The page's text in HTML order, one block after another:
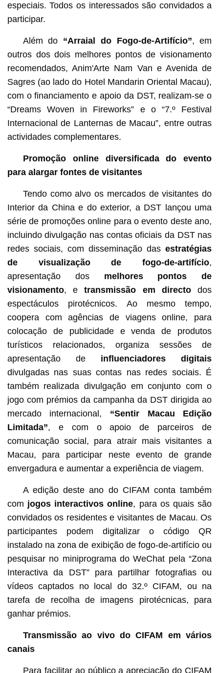
especiais. Todos os interessados são convidados a
participar.
Além do “Arraial do Fogo-de-Artifício”, em
outros dos dois melhores pontos de visionamento
recomendados, Anim'Arte Nam Van e Avenida de
Sagres (ao lado do Hotel Mandarin Oriental Macau),
com o financiamento e apoio da DST, realizam-se o
“Dreams Woven in Fireworks” e o “7.º Festival
Internacional de Lanternas de Macau”, entre outras
actividades complementares.
Promoção online diversificada do evento
para alargar fontes de visitantes
Tendo como alvo os mercados de visitantes do
Interior da China e do exterior, a DST lançou uma
série de promoções online para o evento deste ano,
incluindo divulgação nas contas oficiais da DST nas
redes sociais, com disseminação dasestratégias
de visualização de fogo-de-artifício,
apresentação dos melhores pontos de
visionamento, etransmissão em directodos
espectáculos pirotécnicos. Ao mesmo tempo,
coopera com agências de viagens online, para
colocação de publicidade e venda de produtos
turísticos relacionados, organiza sessões de
apresentação de influenciadores digitais
divulgadas nas suas contas nas redes sociais. É
também realizada divulgação em conjunto com o
jogo com prémios da campanha da DST dirigida ao
mercado internacional, “Sentir Macau Edição
Limitada”, e com o apoio de parceiros de
comunicação social, para atrair mais visitantes a
Macau, para participar neste evento de grande
envergadura e aumentar a experiência de viagem.
A edição deste ano do CIFAM conta também
com jogos interactivos online, para os quais são
convidados os residentes e visitantes de Macau. Os
participantes podem digitalizar o código QR
instalado na zona de exibição de fogo-de-artifício ou
pesquisar no miniprograma do WeChat pela “Zona
Interactiva da DST” para partilhar fotografias ou
vídeos captados no local do 32.º CIFAM, ou na
tarefa de recolha de imagens pirotécnicas, para
ganhar prémios.
Transmissão ao vivo do CIFAM em vários
canais
Para facilitar ao público a apreciação do CIFAM